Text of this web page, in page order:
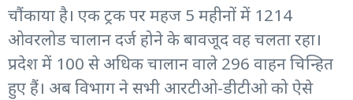
चौंकाया है। एक ट्रक पर महज 5 महीनों में 1214
ओवरलोड चालान दर्ज होने के बावजूद वह चलता रहा।
प्रदेश में 100 से अधिक चालान वाले 296 वाहन चिन्हित
हुए हैं। अब विभाग ने सभी आरटीओ-डीटीओ को ऐसे